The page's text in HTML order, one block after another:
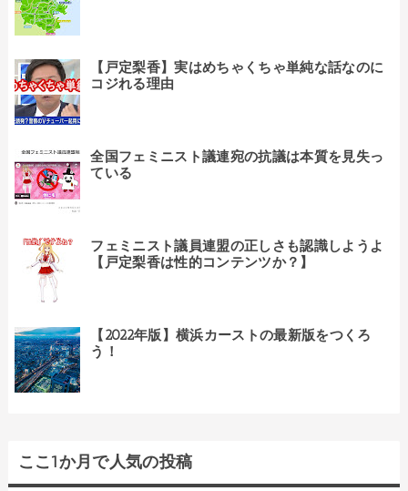
【戸定梨香】実はめちゃくちゃ単純な話なのに
コジれる理由
全国フェミニスト議連宛の抗議は本質を見失っ
ている
フェミニスト議員連盟の正しさも認識しようよ
【戸定梨香は性的コンテンツか？】
【2022年版】横浜カーストの最新版をつくろ
う！
ここ1か月で人気の投稿